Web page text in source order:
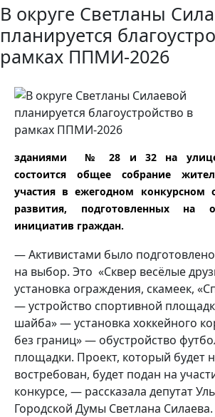
В округе Светланы
планируется
рамках ППМИ-2026
зданиями № 28 и 32 на улице
состоится общее собрание
участия в ежегодном конкурсном
развития, подготовленных на
инициатив граждан.
— Активистами было
на выбор. Это «Сквер весёлые
установка ограждения, скамеек,
— устройство спортивной
шайба» — установка хоккейного
без границ» — обустройство
площадки. Проект, который будет
востребован, будет подан на
конкурсе, — рассказала депутат
Городской Думы Светлана Силаева.